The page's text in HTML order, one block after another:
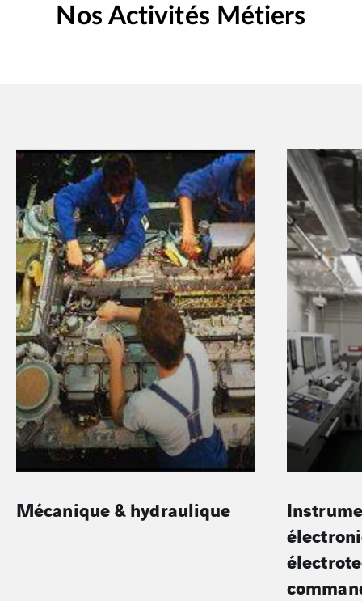
Nos Activités Métiers
Mécanique & hydraulique